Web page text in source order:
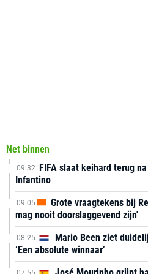
Net binnen
09:32 FIFA slaat keihard terug
Infantino
09:05
Grote vraagtekens bij
mag nooit doorslaggevend zijn'
08:25
Mario Been ziet
‘Een absolute winnaar’